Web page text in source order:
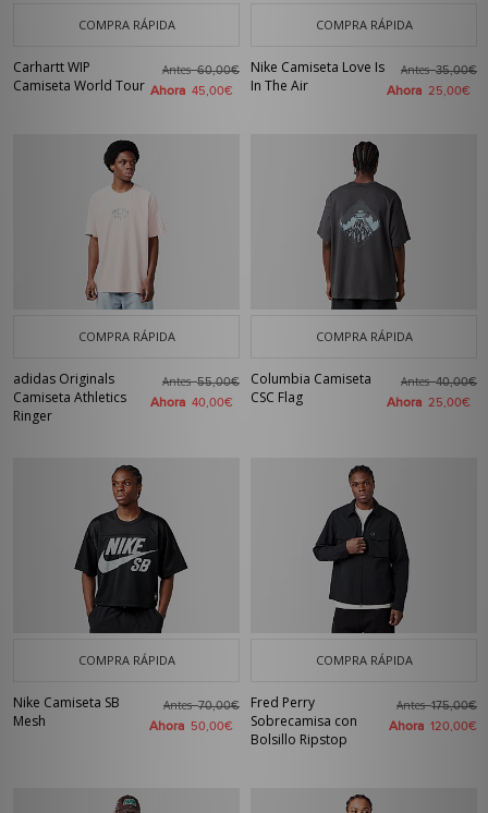
COMPRA RÁPIDA
Carhartt WIP
Camiseta World Tour
Antes60,00€
Ahora 45,00€
COMPRA RÁPIDA
Nike Camiseta Love Is
In The Air
Antes35,00€
Ahora 25,00€
COMPRA RÁPIDA
adidas Originals
Camiseta Athletics
Ringer
Antes55,00€
Ahora 40,00€
COMPRA RÁPIDA
Columbia Camiseta
CSC Flag
Antes40,00€
Ahora 25,00€
COMPRA RÁPIDA
Nike Camiseta SB
Mesh
Antes70,00€
Ahora 50,00€
COMPRA RÁPIDA
Fred Perry
Sobrecamisa con
Bolsillo Ripstop
Antes175,00€
Ahora 120,00€